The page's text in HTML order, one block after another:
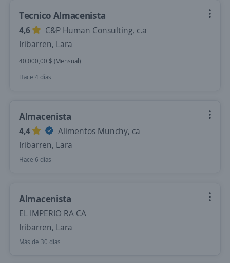
Tecnico Almacenista
4,6
C&P Human Consulting, c.a
Iribarren, Lara
40.000,00 $ (Mensual)
Hace 4 días
Almacenista
4,4
Alimentos Munchy, ca
Iribarren, Lara
Hace 6 días
Almacenista
EL IMPERIO RA CA
Iribarren, Lara
Más de 30 días